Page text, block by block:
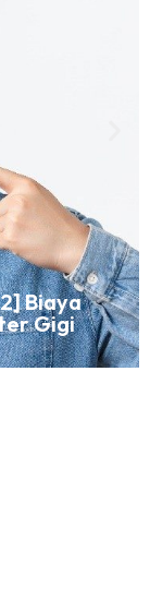
Biaya
Gigi